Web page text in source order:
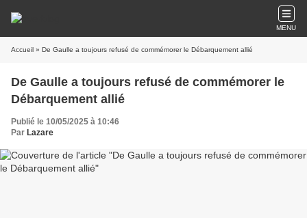
MENU
Accueil » De Gaulle a toujours refusé de commémorer le Débarquement allié
De Gaulle a toujours refusé de commémorer le
Débarquement allié
Publié le 10/05/2025 à 10:46
Par Lazare